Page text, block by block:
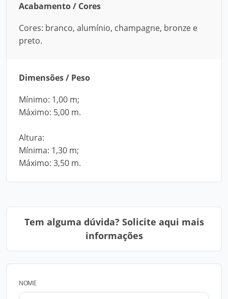
Acabamento / Cores
Cores: branco, alumínio, champagne, bronze e
preto.
Dimensões / Peso
Mínimo: 1,00 m;
Máximo: 5,00 m.
Altura:
Mínima: 1,30 m;
Máximo: 3,50 m.
Tem alguma dúvida? Solicite aqui mais
informações
NOME